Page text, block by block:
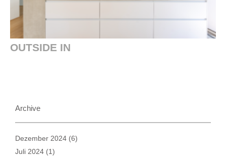
OUTSIDE IN
Archive
Dezember 2024 (6)
Juli 2024 (1)